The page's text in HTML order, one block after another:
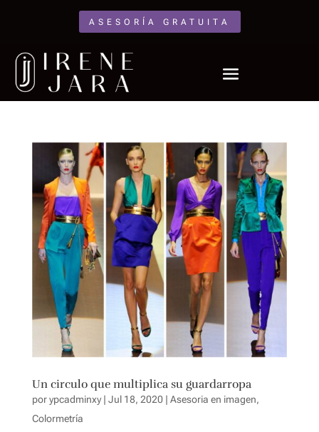
ASESORÍA GRATUITA
Un circulo que multiplica su guardarropa
porypcadminxy| Jul 18, 2020| Asesoria en imagen,
Colormetría